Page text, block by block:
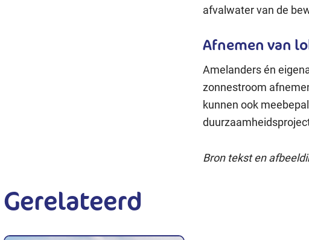
afvalwater van de
Afnemen van
Amelanders én
zonnestroom
kunnen ook
Bron tekst en
Gerelateerd